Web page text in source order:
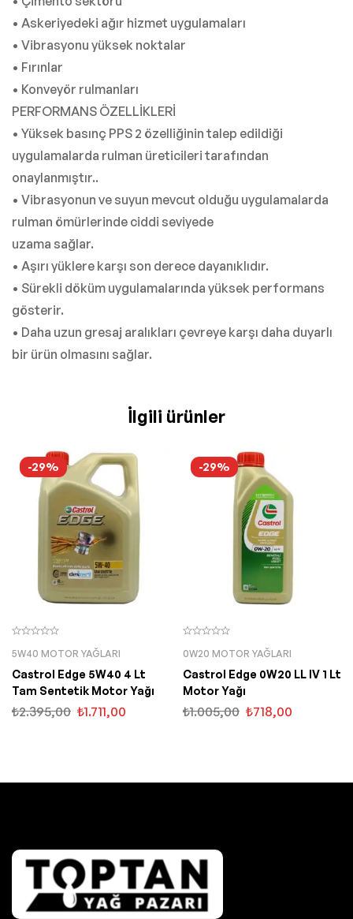
• Askeriyedeki ağır hizmet uygulamaları
• Vibrasyonu yüksek noktalar
• Fırınlar
• Konveyör rulmanları
PERFORMANS ÖZELLİKLERİ
• Yüksek basınç PPS 2 özelliğinin talep edildiği
uygulamalarda rulman üreticileri tarafından
onaylanmıştır..
• Vibrasyonun ve suyun mevcut olduğu uygulamalarda
rulman ömürlerinde ciddi seviyede
uzama sağlar.
• Aşırı yüklere karşı son derece dayanıklıdır.
• Sürekli döküm uygulamalarında yüksek performans
gösterir.
• Daha uzun gresaj aralıkları çevreye karşı daha duyarlı
bir ürün olmasını sağlar.
İlgili ürünler
-29%
5W40 MOTOR YAĞLARI
Castrol Edge 5W40 4 Lt
Tam Sentetik Motor Yağı
₺2.395,00 ₺1.711,00
-29%
0W20 MOTOR YAĞLARI
Castrol Edge 0W20 LL IV 1 Lt
Motor Yağı
₺1.005,00 ₺718,00